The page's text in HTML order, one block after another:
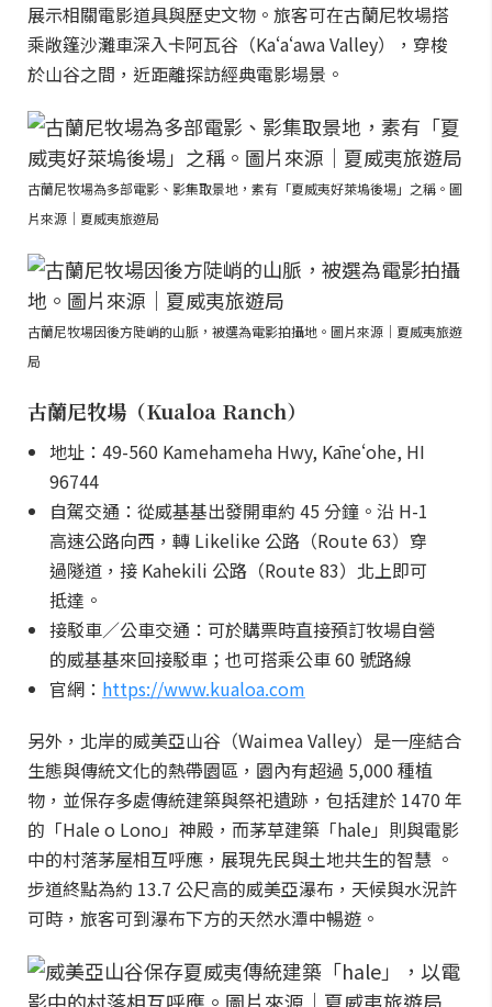
展示相關電影道具與歷史文物。旅客可在古蘭尼牧場搭
乘敞篷沙灘車深入卡阿瓦谷（Kaʻaʻawa Valley），穿梭
於山谷之間，近距離探訪經典電影場景。
古蘭尼牧場為多部電影、影集取景地，素有「夏威夷好萊塢後場」之稱。圖
片來源｜夏威夷旅遊局
古蘭尼牧場因後方陡峭的山脈，被選為電影拍攝地。圖片來源｜夏威夷旅遊
局
古蘭尼牧場（Kualoa Ranch）
地址：49-560 Kamehameha Hwy, Kāneʻohe, HI
96744
自駕交通：從威基基出發開車約 45 分鐘。沿 H-1
高速公路向西，轉 Likelike 公路（Route 63）穿
過隧道，接 Kahekili 公路（Route 83）北上即可
抵達。
接駁車／公車交通：可於購票時直接預訂牧場自營
的威基基來回接駁車；也可搭乘公車 60 號路線
官網： https://www.kualoa.com
另外，北岸的威美亞山谷（Waimea Valley）是一座結合
生態與傳統文化的熱帶園區，園內有超過 5,000 種植
物，並保存多處傳統建築與祭祀遺跡，包括建於 1470 年
的「Hale o Lono」神殿，而茅草建築「hale」則與電影
中的村落茅屋相互呼應，展現先民與土地共生的智慧 。
步道終點為約 13.7 公尺高的威美亞瀑布，天候與水況許
可時，旅客可到瀑布下方的天然水潭中暢遊。